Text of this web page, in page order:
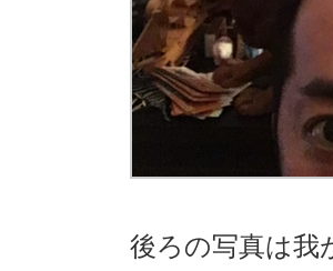
後ろの写真は我